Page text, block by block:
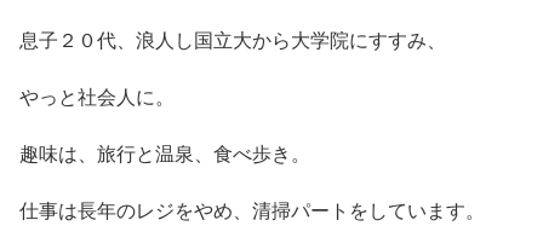
息子２０代、浪人し国立大から大学院にすすみ、
やっと社会人に。
趣味は、旅行と温泉、食べ歩き。
仕事は長年のレジをやめ、清掃パートをしています。